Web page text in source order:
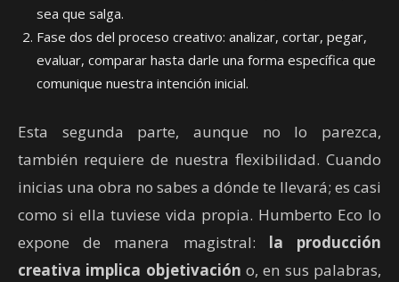
sea que salga.
Fase dos del proceso creativo: analizar, cortar, pegar,
evaluar, comparar hasta darle una forma específica que
comunique nuestra intención inicial.
Esta segunda parte, aunque no lo parezca,
también requiere de nuestra flexibilidad. Cuando
inicias una obra no sabes a dónde te llevará; es casi
como si ella tuviese vida propia. Humberto Eco lo
expone de manera magistral: la producción
creativa implica objetivación o, en sus palabras,